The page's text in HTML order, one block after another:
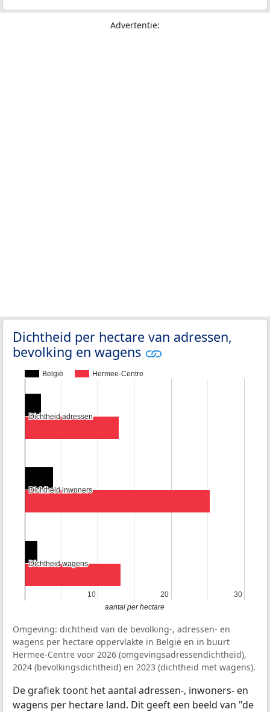
Advertentie:
Dichtheid per hectare van adressen,
bevolking en wagens
België Hermee-Centre
10
10 20
20 30
30
Dichtheid adressen
Dichtheid adressen
Dichtheid inwoners
Dichtheid inwoners
Dichtheid wagens
Dichtheid wagens
aantal per hectare
Omgeving: dichtheid van de bevolking-, adressen- en
wagens per hectare oppervlakte in België en in buurt
Hermee-Centre voor 2026 (omgevingsadressendichtheid),
2024 (bevolkingsdichtheid) en 2023 (dichtheid met wagens).
De grafiek toont het aantal adressen-, inwoners- en
wagens per hectare land. Dit geeft een beeld van "de